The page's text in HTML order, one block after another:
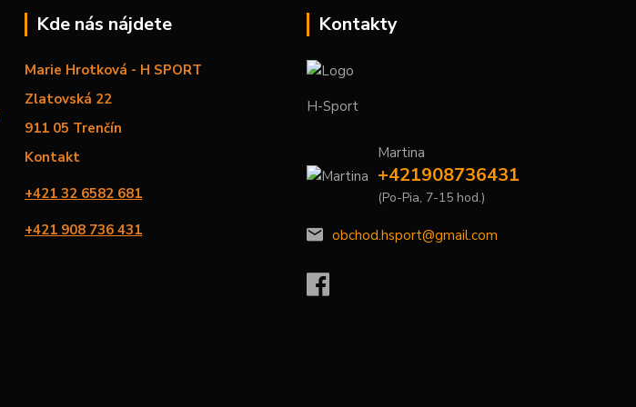
Kde nás nájdete
Marie Hrotková - H SPORT
Zlatovská 22
911 05 Trenčín
Kontakt
+421 32 6582 681
+421 908 736 431
Kontakty
H-Sport
Martina
+421908736431
(Po-Pia, 7-15 hod.)
obchod.hsport@gmail.com